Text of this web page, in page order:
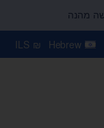
Hebrew
₪
ILS